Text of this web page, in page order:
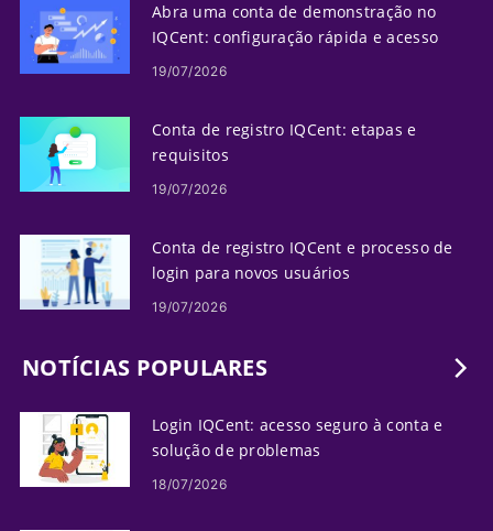
Abra uma conta de demonstração no
IQCent: configuração rápida e acesso
19/07/2026
Conta de registro IQCent: etapas e
requisitos
19/07/2026
Conta de registro IQCent e processo de
login para novos usuários
19/07/2026
NOTÍCIAS POPULARES
Login IQCent: acesso seguro à conta e
solução de problemas
18/07/2026